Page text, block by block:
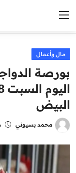
الرئيسية
اخبار مصر
العالم
الرياضة
مال وأعمال
تقنية
مال وأعمال
بورصة
البيض
محمد بسيوني